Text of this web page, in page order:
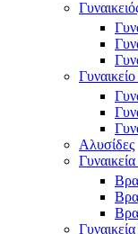
Αλυσίδες